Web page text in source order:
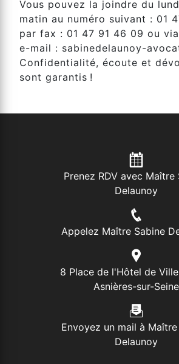
Vous pouvez la joindre du
matin au numéro suivant : 01
par fax : 01 47 91 46 09 ou
e-mail : sabinedelaunoy-
Confidentialité, écoute et
sont garantis !
Prenez RDV avec Maître
Delaunoy
Appelez Maître Sabine
8 Place de l'Hôtel de
Asnières-sur-Seine
Envoyez un mail à Maître
Delaunoy